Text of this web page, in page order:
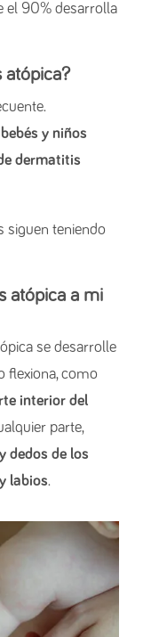
el 90% desarrolla
atópica?
y niños
dermatitis
siguen teniendo
atópica a mi
se desarrolle
flexiona, como
interior del
parte,
dedos de los
labios.